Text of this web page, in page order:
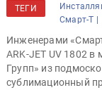
ТЕГИ
Смарт-Т |
Инженерами
ARK-JET UV 1802
Групп» из
сублимационный